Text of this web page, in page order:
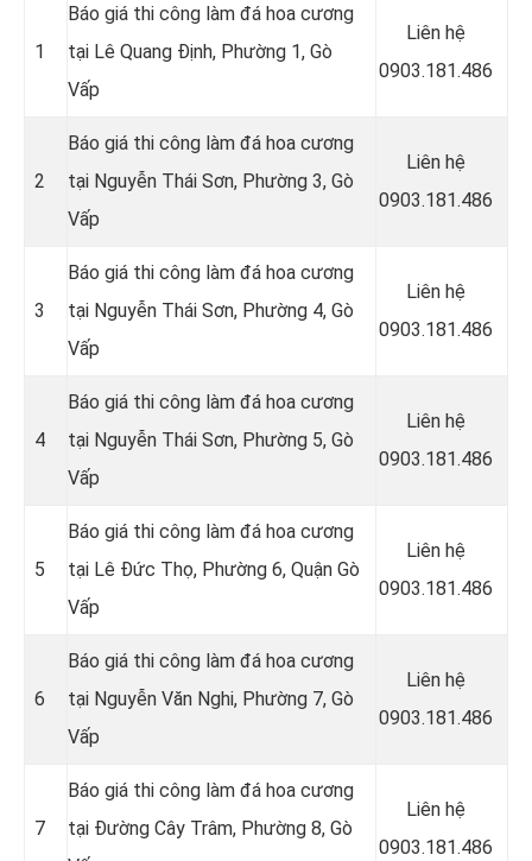
1
Báo giá thi công làm đá hoa cương
tại Lê Quang Định, Phường 1, Gò
Vấp
Liên hệ
0903.181.486
2
Báo giá thi công làm đá hoa cương
tại Nguyễn Thái Sơn, Phường 3, Gò
Vấp
Liên hệ
0903.181.486
3
Báo giá thi công làm đá hoa cương
tại Nguyễn Thái Sơn, Phường 4, Gò
Vấp
Liên hệ
0903.181.486
4
Báo giá thi công làm đá hoa cương
tại Nguyễn Thái Sơn, Phường 5, Gò
Vấp
Liên hệ
0903.181.486
5
Báo giá thi công làm đá hoa cương
tại Lê Đức Thọ, Phường 6, Quận Gò
Vấp
Liên hệ
0903.181.486
6
Báo giá thi công làm đá hoa cương
tại Nguyễn Văn Nghi, Phường 7, Gò
Vấp
Liên hệ
0903.181.486
7
Báo giá thi công làm đá hoa cương
tại Đường Cây Trâm, Phường 8, Gò
Liên hệ
0903.181.486